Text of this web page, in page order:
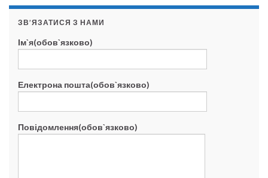
ЗВ’ЯЗАТИСЯ З НАМИ
Ім`я(обов`язково)
Електрона пошта(обов`язково)
Повідомлення(обов`язково)